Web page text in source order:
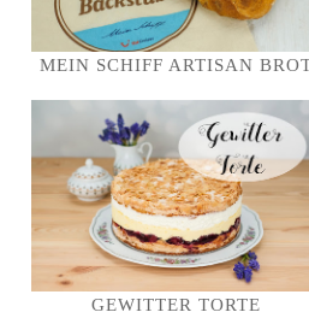
MEIN SCHIFF ARTISAN
GEWITTER TORTE